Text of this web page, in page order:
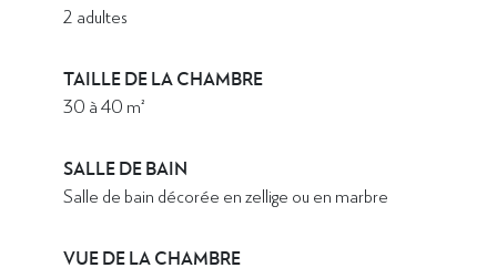
2 adultes
TAILLE DE LA CHAMBRE
30 à 40 m²
SALLE DE BAIN
Salle de bain décorée en zellige ou en marbre
VUE DE LA CHAMBRE